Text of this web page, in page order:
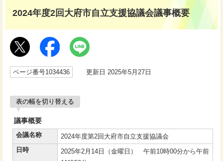
2024年度2回大府市自立支援協議会議事概要
ページ番号1034436 更新日 2025年5月27日
表の幅を切り替える
議事概要
会議名称
2024年度第2回大府市自立支援協議会
日時
2025年2月14日（金曜日） 午前10時00分から午前